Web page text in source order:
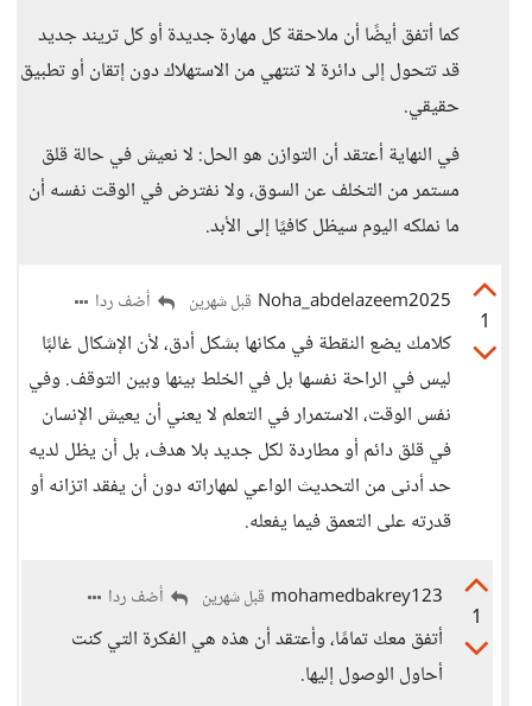
كما أتفق أيضًا أن ملاحقة كل مهارة جديدة أو كل تريند جديد
قد تتحول إلى دائرة لا تنتهي من الاستهلاك دون إتقان أو تطبيق
حقيقي.
في النهاية أعتقد أن التوازن هو الحل: لا نعيش في حالة قلق
مستمر من التخلف عن السوق، ولا نفترض في الوقت نفسه أن
ما نملكه اليوم سيظل كافيًا إلى الأبد.
1
Noha_abdelazeem2025 قبل شهرين أضف ردا
كلامك يضع النقطة في مكانها بشكل أدق، لأن الإشكال غالبًا
ليس في الراحة نفسها بل في الخلط بينها وبين التوقف. وفي
نفس الوقت، الاستمرار في التعلم لا يعني أن يعيش الإنسان
في قلق دائم أو مطاردة لكل جديد بلا هدف، بل أن يظل لديه
حد أدنى من التحديث الواعي لمهاراته دون أن يفقد اتزانه أو
قدرته على التعمق فيما يفعله.
1
mohamedbakrey123 قبل شهرين أضف ردا
أتفق معك تمامًا، وأعتقد أن هذه هي الفكرة التي كنت
أحاول الوصول إليها.